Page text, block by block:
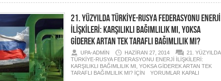
21. YÜZYILDA TÜRKİYE-RUSYA FEDERASYONU ENERJİ
İLİŞKİLERİ: KARŞILIKLI BAĞIMLILIK MI, YOKSA
GİDEREK ARTAN TEK TARAFLI BAĞIMLILIK MI?
UPA-ADMIN HAZIRAN 27, 2014
21. YÜZYILDA
TÜRKİYE-RUSYA FEDERASYONU ENERJİ İLİŞKİLERİ:
KARŞILIKLI BAĞIMLILIK MI, YOKSA GİDEREK ARTAN TEK
TARAFLI BAĞIMLILIK MI? IÇIN
YORUMLAR KAPALI